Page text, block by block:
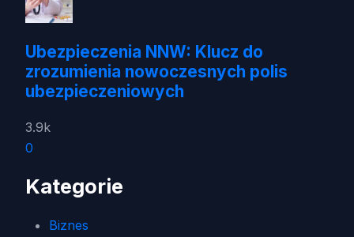
Ubezpieczenia NNW: Klucz do
zrozumienia nowoczesnych polis
ubezpieczeniowych
3.9k
0
Kategorie
Biznes